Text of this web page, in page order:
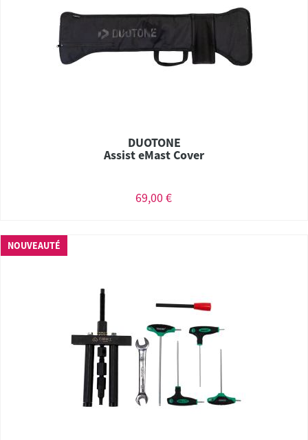
DUOTONE
Assist eMast Cover
69,00 €
NOUVEAUTÉ